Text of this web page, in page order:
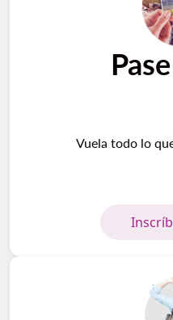
Vuela todo lo